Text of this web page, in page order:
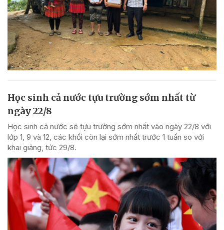
Học sinh cả nước tựu trường sớm nhất từ
ngày 22/8
Học sinh cả nước sẽ tựu trường sớm nhất vào ngày 22/8 với
lớp 1, 9 và 12, các khối còn lại sớm nhất trước 1 tuần so với
khai giảng, tức 29/8.